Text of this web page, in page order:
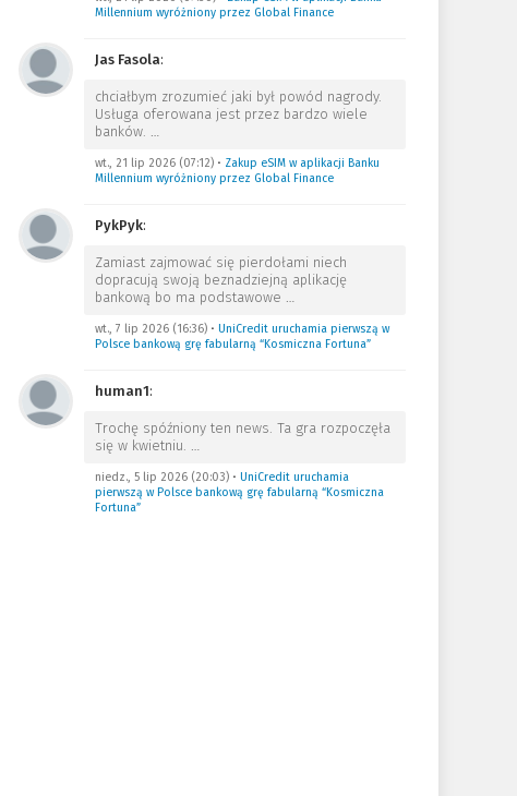
Millennium wyróżniony przez Global Finance
Jas Fasola:
chciałbym zrozumieć jaki był powód nagrody.
Usługa oferowana jest przez bardzo wiele
banków. …
wt., 21 lip 2026 (07:12)• Zakup eSIM w aplikacji Banku
Millennium wyróżniony przez Global Finance
PykPyk:
Zamiast zajmować się pierdołami niech
dopracują swoją beznadziejną aplikację
bankową bo ma podstawowe …
wt., 7 lip 2026 (16:36)• UniCredit uruchamia pierwszą w
Polsce bankową grę fabularną “Kosmiczna Fortuna”
human1:
Trochę spóźniony ten news. Ta gra rozpoczęła
się w kwietniu. …
niedz., 5 lip 2026 (20:03)• UniCredit uruchamia
pierwszą w Polsce bankową grę fabularną “Kosmiczna
Fortuna”